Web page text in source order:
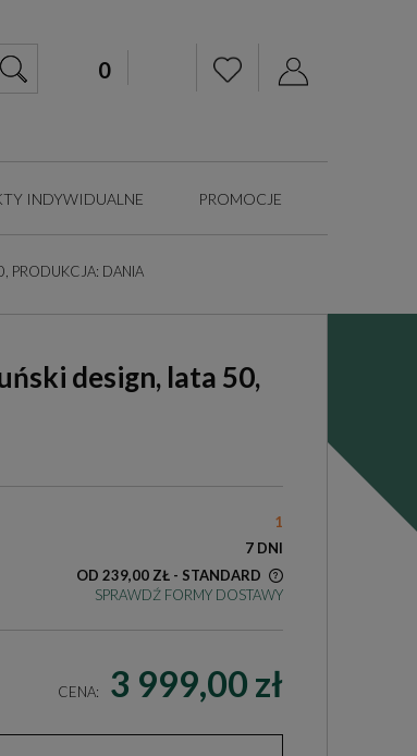
INDYWIDUALNE PROMOCJE
PRODUKCJA: DANIA
design, lata 50,
1
7 DNI
OD 239,00 ZŁ - STANDARD
SPRAWDŹ FORMY DOSTAWY
CENA: 3 999,00 zł